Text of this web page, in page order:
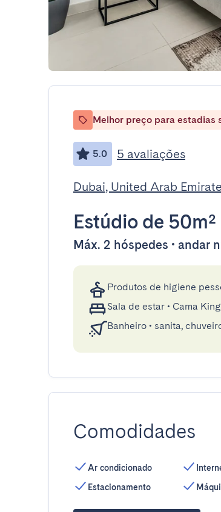
Melhor preço para estadias
5.0 5 avaliações
Dubai, United Arab
Estúdio de 50m²
Máx. 2 hóspedes • andar
Produtos de higiene
Sala de estar • Cama King
Banheiro • sanita,
Comodidades
Ar condicionado
Estacionamento